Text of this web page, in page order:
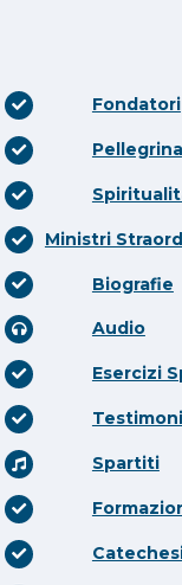
Fondatori
Ministri
Biografie
Audio
Esercizi
Spartiti